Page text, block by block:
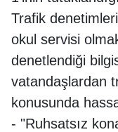
Trafik
okul servisi
denetlendiği
vatandaşlardan
konusunda
- "Ruhsatsız